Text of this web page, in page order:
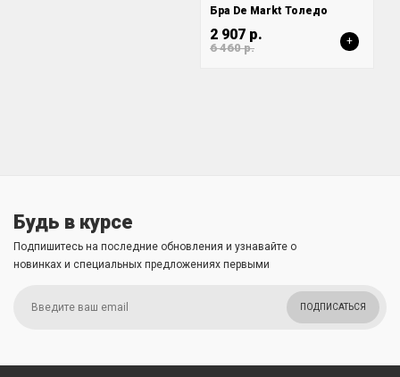
Бра De Markt Толедо
2 907 р.
6 460 р. +
Будь в курсе
Подпишитесь на последние обновления и узнавайте о
новинках и специальных предложениях первыми
ПОДПИСАТЬСЯ